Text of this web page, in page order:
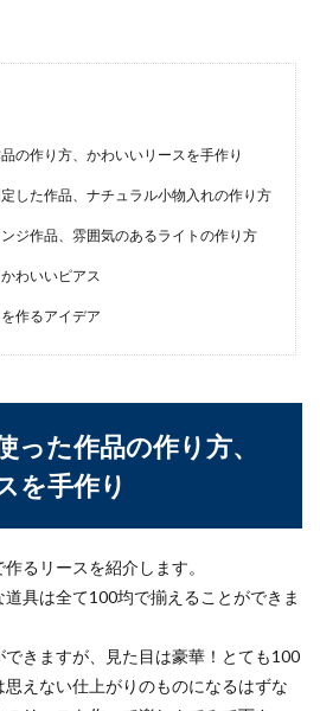
りませんか？ですが何が必要なのか、どうや
作るのか...
イルを水槽に入れる時の量の目安と
く入れた時の対処法
にソイルを入れる場合、どのくらいの量を入
るべきかで悩む時ありませんか？ベストなソイ
量を...
？コブダイ釣りの準備
いのでしょうか？引きの強いコブダイに魅せら
人々は多...
の作り方、かわいいリースを手作り
した作品、ナチュラル小物入れの作り方
ジ作品、雰囲気のあるライトの作り方
わいいピアス
作るアイデア
った作品の作り方、
を手作り
るリースを紹介します。
具は全て100均で揃えることができま
できますが、見た目は豪華！とても100
えない仕上がりのものになるはずな